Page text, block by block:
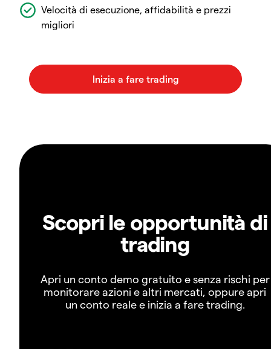
Velocità di esecuzione, affidabilità e prezzi
migliori
Scopri le opportunità di
trading
Apri un conto demo gratuito e senza rischi per
monitorare azioni e altri mercati, oppure apri
un conto reale e inizia a fare trading.